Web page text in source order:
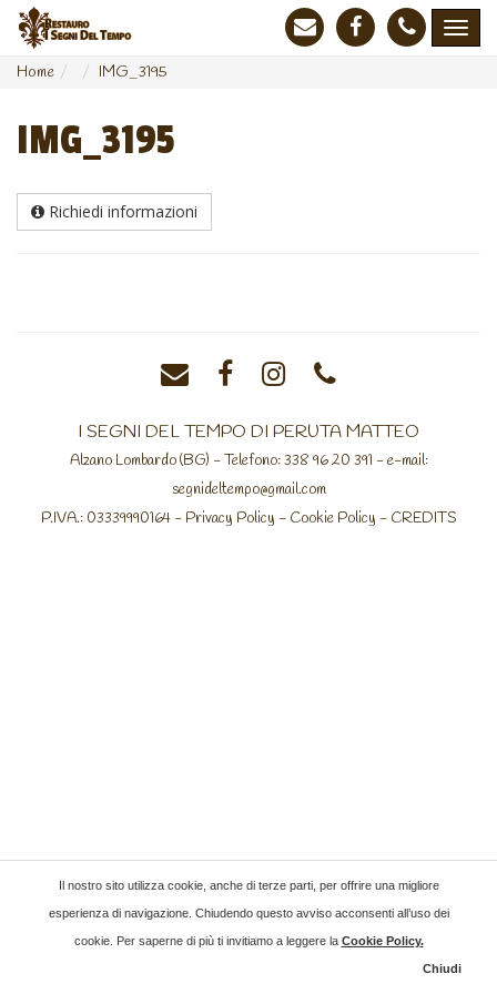
Home IMG_3195
IMG_3195
Richiedi informazioni
I SEGNI DEL TEMPO DI PERUTA MATTEO
Alzano Lombardo (BG) - Telefono: 338 96 20 391 - e-mail:
segnideltempo@gmail.com
P.IVA.: 03339990164 - Privacy Policy - Cookie Policy - CREDITS
Il nostro sito utilizza cookie, anche di terze parti, per offrire una migliore
esperienza di navigazione. Chiudendo questo avviso acconsenti all’uso dei
cookie. Per saperne di più ti invitiamo a leggere la Cookie Policy.
Chiudi